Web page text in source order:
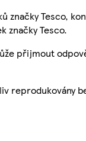
značky Tesco,
značky Tesco.
přijmout
reprodukovány